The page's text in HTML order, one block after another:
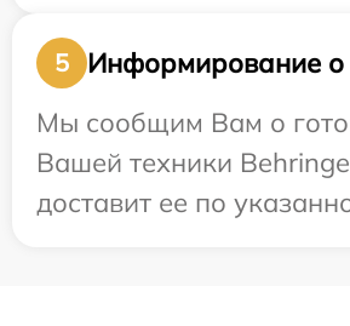
5
Информирование о
Мы сообщим Вам о
Вашей техники
доставит ее по